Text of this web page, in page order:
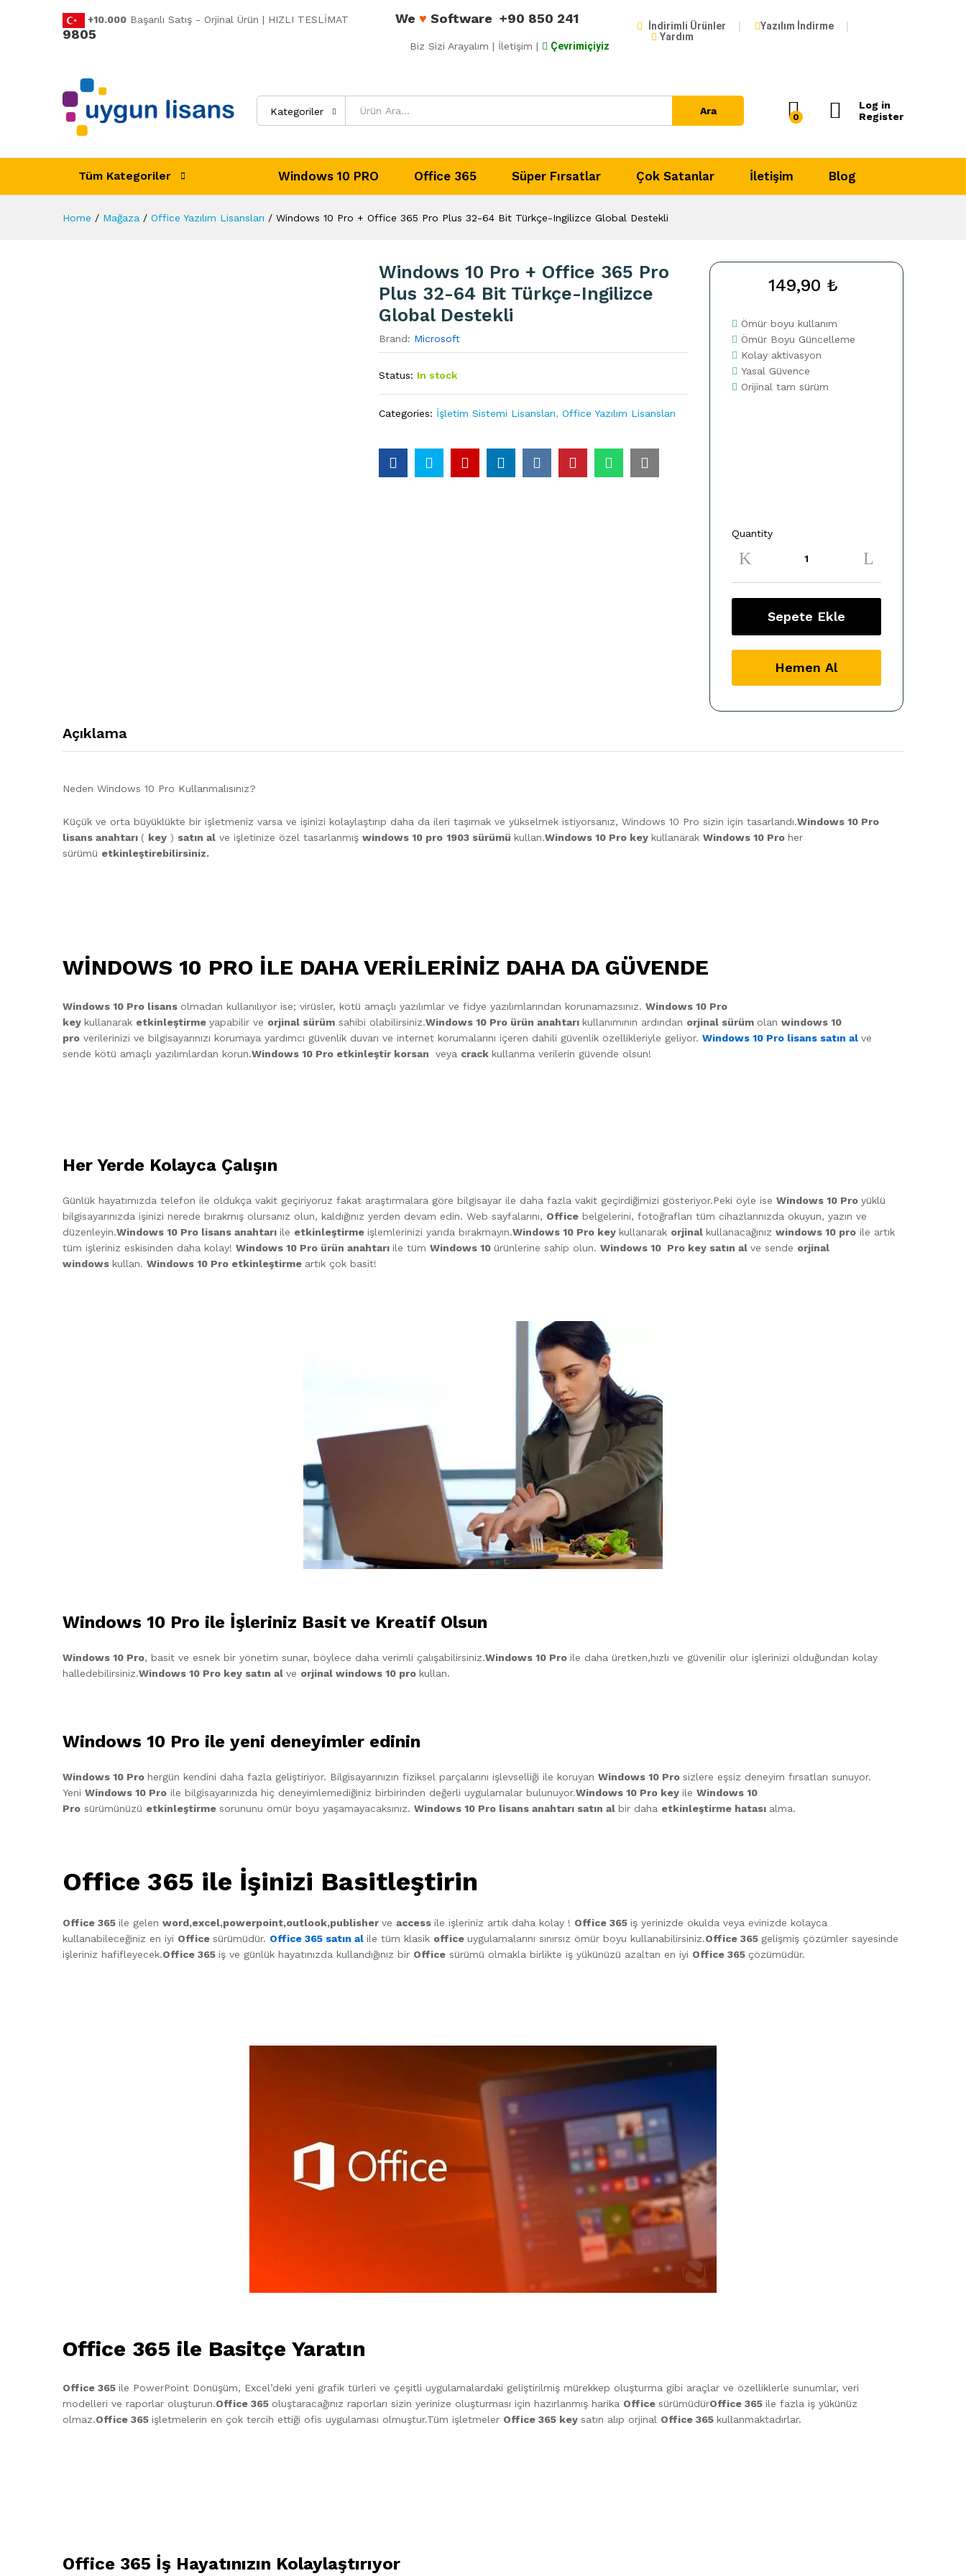
+10.000 Başarılı Satış - Orjinal Ürün | HIZLI TESLİMAT We ♥ Software +90 850 241
9805
Biz Sizi Arayalım | İletişim | Çevrimiçiyiz
İndirimli Ürünler
Yazılım İndirme
Yardım
Kategoriler Ara
0
Log in
Register
Tüm Kategoriler Windows 10 PRO Office 365 Süper Fırsatlar Çok Satanlar İletişim Blog
Home / Mağaza / Office Yazılım Lisansları / Windows 10 Pro + Office 365 Pro Plus 32-64 Bit Türkçe-Ingilizce Global Destekli
Windows 10 Pro + Office 365 Pro
Plus 32-64 Bit Türkçe-Ingilizce
Global Destekli
Brand: Microsoft
Status: In stock
Categories: İşletim Sistemi Lisansları, Office Yazılım Lisansları
149,90 ₺
Ömür boyu kullanım
Ömür Boyu Güncelleme
Kolay aktivasyon
Yasal Güvence
Orijinal tam sürüm
Windows
10
Pro
+
Office
Türkçe-
Quantity
Sepete Ekle
Hemen Al
Açıklama
Neden Windows 10 Pro Kullanmalısınız?
Küçük ve orta büyüklükte bir işletmeniz varsa ve işinizi kolaylaştırıp daha da ileri taşımak ve yükselmek istiyorsanız, Windows 10 Pro sizin için tasarlandı.Windows 10 Pro
lisans anahtarı ( key ) satın al ve işletinize özel tasarlanmış windows 10 pro 1903 sürümü kullan.Windows 10 Pro key kullanarak Windows 10 Pro her
sürümü etkinleştirebilirsiniz.
WİNDOWS 10 PRO İLE DAHA VERİLERİNİZ DAHA DA GÜVENDE
Windows 10 Pro lisans olmadan kullanılıyor ise; virüsler, kötü amaçlı yazılımlar ve fidye yazılımlarından korunamazsınız. Windows 10 Pro
key kullanarak etkinleştirme yapabilir ve orjinal sürüm sahibi olabilirsiniz.Windows 10 Pro ürün anahtarı kullanımının ardından orjinal sürüm olan windows 10
pro verilerinizi ve bilgisayarınızı korumaya yardımcı güvenlik duvarı ve internet korumalarını içeren dahili güvenlik özellikleriyle geliyor. Windows 10 Pro lisans satın al ve
sende kötü amaçlı yazılımlardan korun.Windows 10 Pro etkinleştir korsan veya crack kullanma verilerin güvende olsun!
Her Yerde Kolayca Çalışın
Günlük hayatımızda telefon ile oldukça vakit geçiriyoruz fakat araştırmalara göre bilgisayar ile daha fazla vakit geçirdiğimizi gösteriyor.Peki öyle ise Windows 10 Pro yüklü
bilgisayarınızda işinizi nerede bırakmış olursanız olun, kaldığınız yerden devam edin. Web sayfalarını, Office belgelerini, fotoğrafları tüm cihazlarınızda okuyun, yazın ve
düzenleyin.Windows 10 Pro lisans anahtarı ile etkinleştirme işlemlerinizi yarıda bırakmayın.Windows 10 Pro key kullanarak orjinal kullanacağınız windows 10 pro ile artık
tüm işleriniz eskisinden daha kolay! Windows 10 Pro ürün anahtarı ile tüm Windows 10 ürünlerine sahip olun. Windows 10 Pro key satın al ve sende orjinal
windows kullan. Windows 10 Pro etkinleştirme artık çok basit!
Windows 10 Pro ile İşleriniz Basit ve Kreatif Olsun
Windows 10 Pro, basit ve esnek bir yönetim sunar, böylece daha verimli çalışabilirsiniz.Windows 10 Pro ile daha üretken,hızlı ve güvenilir olur işlerinizi olduğundan kolay
halledebilirsiniz.Windows 10 Pro key satın al ve orjinal windows 10 pro kullan.
Windows 10 Pro ile yeni deneyimler edinin
Windows 10 Pro hergün kendini daha fazla geliştiriyor. Bilgisayarınızın fiziksel parçalarını işlevselliği ile koruyan Windows 10 Pro sizlere eşsiz deneyim fırsatları sunuyor.
Yeni Windows 10 Pro ile bilgisayarınızda hiç deneyimlemediğiniz birbirinden değerli uygulamalar bulunuyor.Windows 10 Pro key ile Windows 10
Pro sürümünüzü etkinleştirme sorununu ömür boyu yaşamayacaksınız. Windows 10 Pro lisans anahtarı satın al bir daha etkinleştirme hatası alma.
Office 365 ile İşinizi Basitleştirin
Office 365 ile gelen word,excel,powerpoint,outlook,publisher ve access ile işleriniz artık daha kolay ! Office 365 iş yerinizde okulda veya evinizde kolayca
kullanabileceğiniz en iyi Office sürümüdür. Office 365 satın al ile tüm klasik office uygulamalarını sınırsız ömür boyu kullanabilirsiniz.Office 365 gelişmiş çözümler sayesinde
işleriniz hafifleyecek.Office 365 iş ve günlük hayatınızda kullandığınız bir Office sürümü olmakla birlikte iş yükünüzü azaltan en iyi Office 365 çözümüdür.
Office 365 ile Basitçe Yaratın
Office 365 ile PowerPoint Dönüşüm, Excel’deki yeni grafik türleri ve çeşitli uygulamalardaki geliştirilmiş mürekkep oluşturma gibi araçlar ve özelliklerle sunumlar, veri
modelleri ve raporlar oluşturun.Office 365 oluştaracağınız raporları sizin yerinize oluşturması için hazırlanmış harika Office sürümüdürOffice 365 ile fazla iş yükünüz
olmaz.Office 365 işletmelerin en çok tercih ettiği ofis uygulaması olmuştur.Tüm işletmeler Office 365 key satın alıp orjinal Office 365 kullanmaktadırlar.
Office 365 İş Hayatınızın Kolaylaştırıyor
Açıklama Değerlendirmeler (0) 149,90